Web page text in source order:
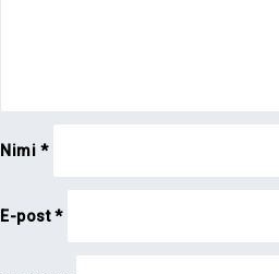
Nimi *
E-post*